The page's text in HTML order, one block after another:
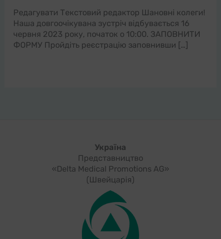
Редагувати Текстовий редактор Шановні колеги!
Наша довгоочікувана зустріч відбувається 16
червня 2023 року, початок о 10:00. ЗАПОВНИТИ
ФОРМУ Пройдіть реєстрацію заповнивши […]
Україна
Представництво
«Delta Medical Promotions AG»
(Швейцарія)